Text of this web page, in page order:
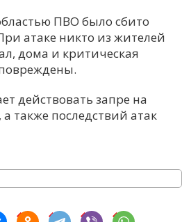
Ч
ПВО было сбито
атаке никто из жителей
дома и критическая
действовать запре на
также последствий атак